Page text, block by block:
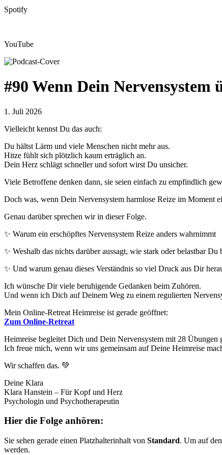
Spotify
YouTube
#90 Wenn Dein Nervensystem
1. Juli 2026
Vielleicht kennst Du das auch:
Du hältst Lärm und viele Menschen nicht mehr aus.
Hitze fühlt sich plötzlich kaum erträglich an.
Dein Herz schlägt schneller und sofort wirst Du unsicher.
Viele Betroffene denken dann, sie seien einfach zu empfindlich
Doch was, wenn Dein Nervensystem harmlose Reize im Moment
Genau darüber sprechen wir in dieser Folge.
✨ Warum ein erschöpftes Nervensystem Reize anders wahrnimmt
✨ Weshalb das nichts darüber aussagt, wie stark oder belastbar Du
✨ Und warum genau dieses Verständnis so viel Druck aus Dir
Ich wünsche Dir viele beruhigende Gedanken beim Zuhören.
Und wenn ich Dich auf Deinem Weg zu einem regulierten
Mein Online-Retreat Heimreise ist gerade geöffnet:
Zum Online-Retreat
Heimreise begleitet Dich und Dein Nervensystem mit 28 Übungen
Ich freue mich, wenn wir uns gemeinsam auf Deine Heimreise
Wir schaffen das. 💚
Deine Klara
Klara Hanstein – Für Kopf und Herz
Psychologin und Psychotherapeutin
Hier die Folge anhören:
Sie sehen gerade einen Platzhalterinhalt von Standard. Um auf
werden.